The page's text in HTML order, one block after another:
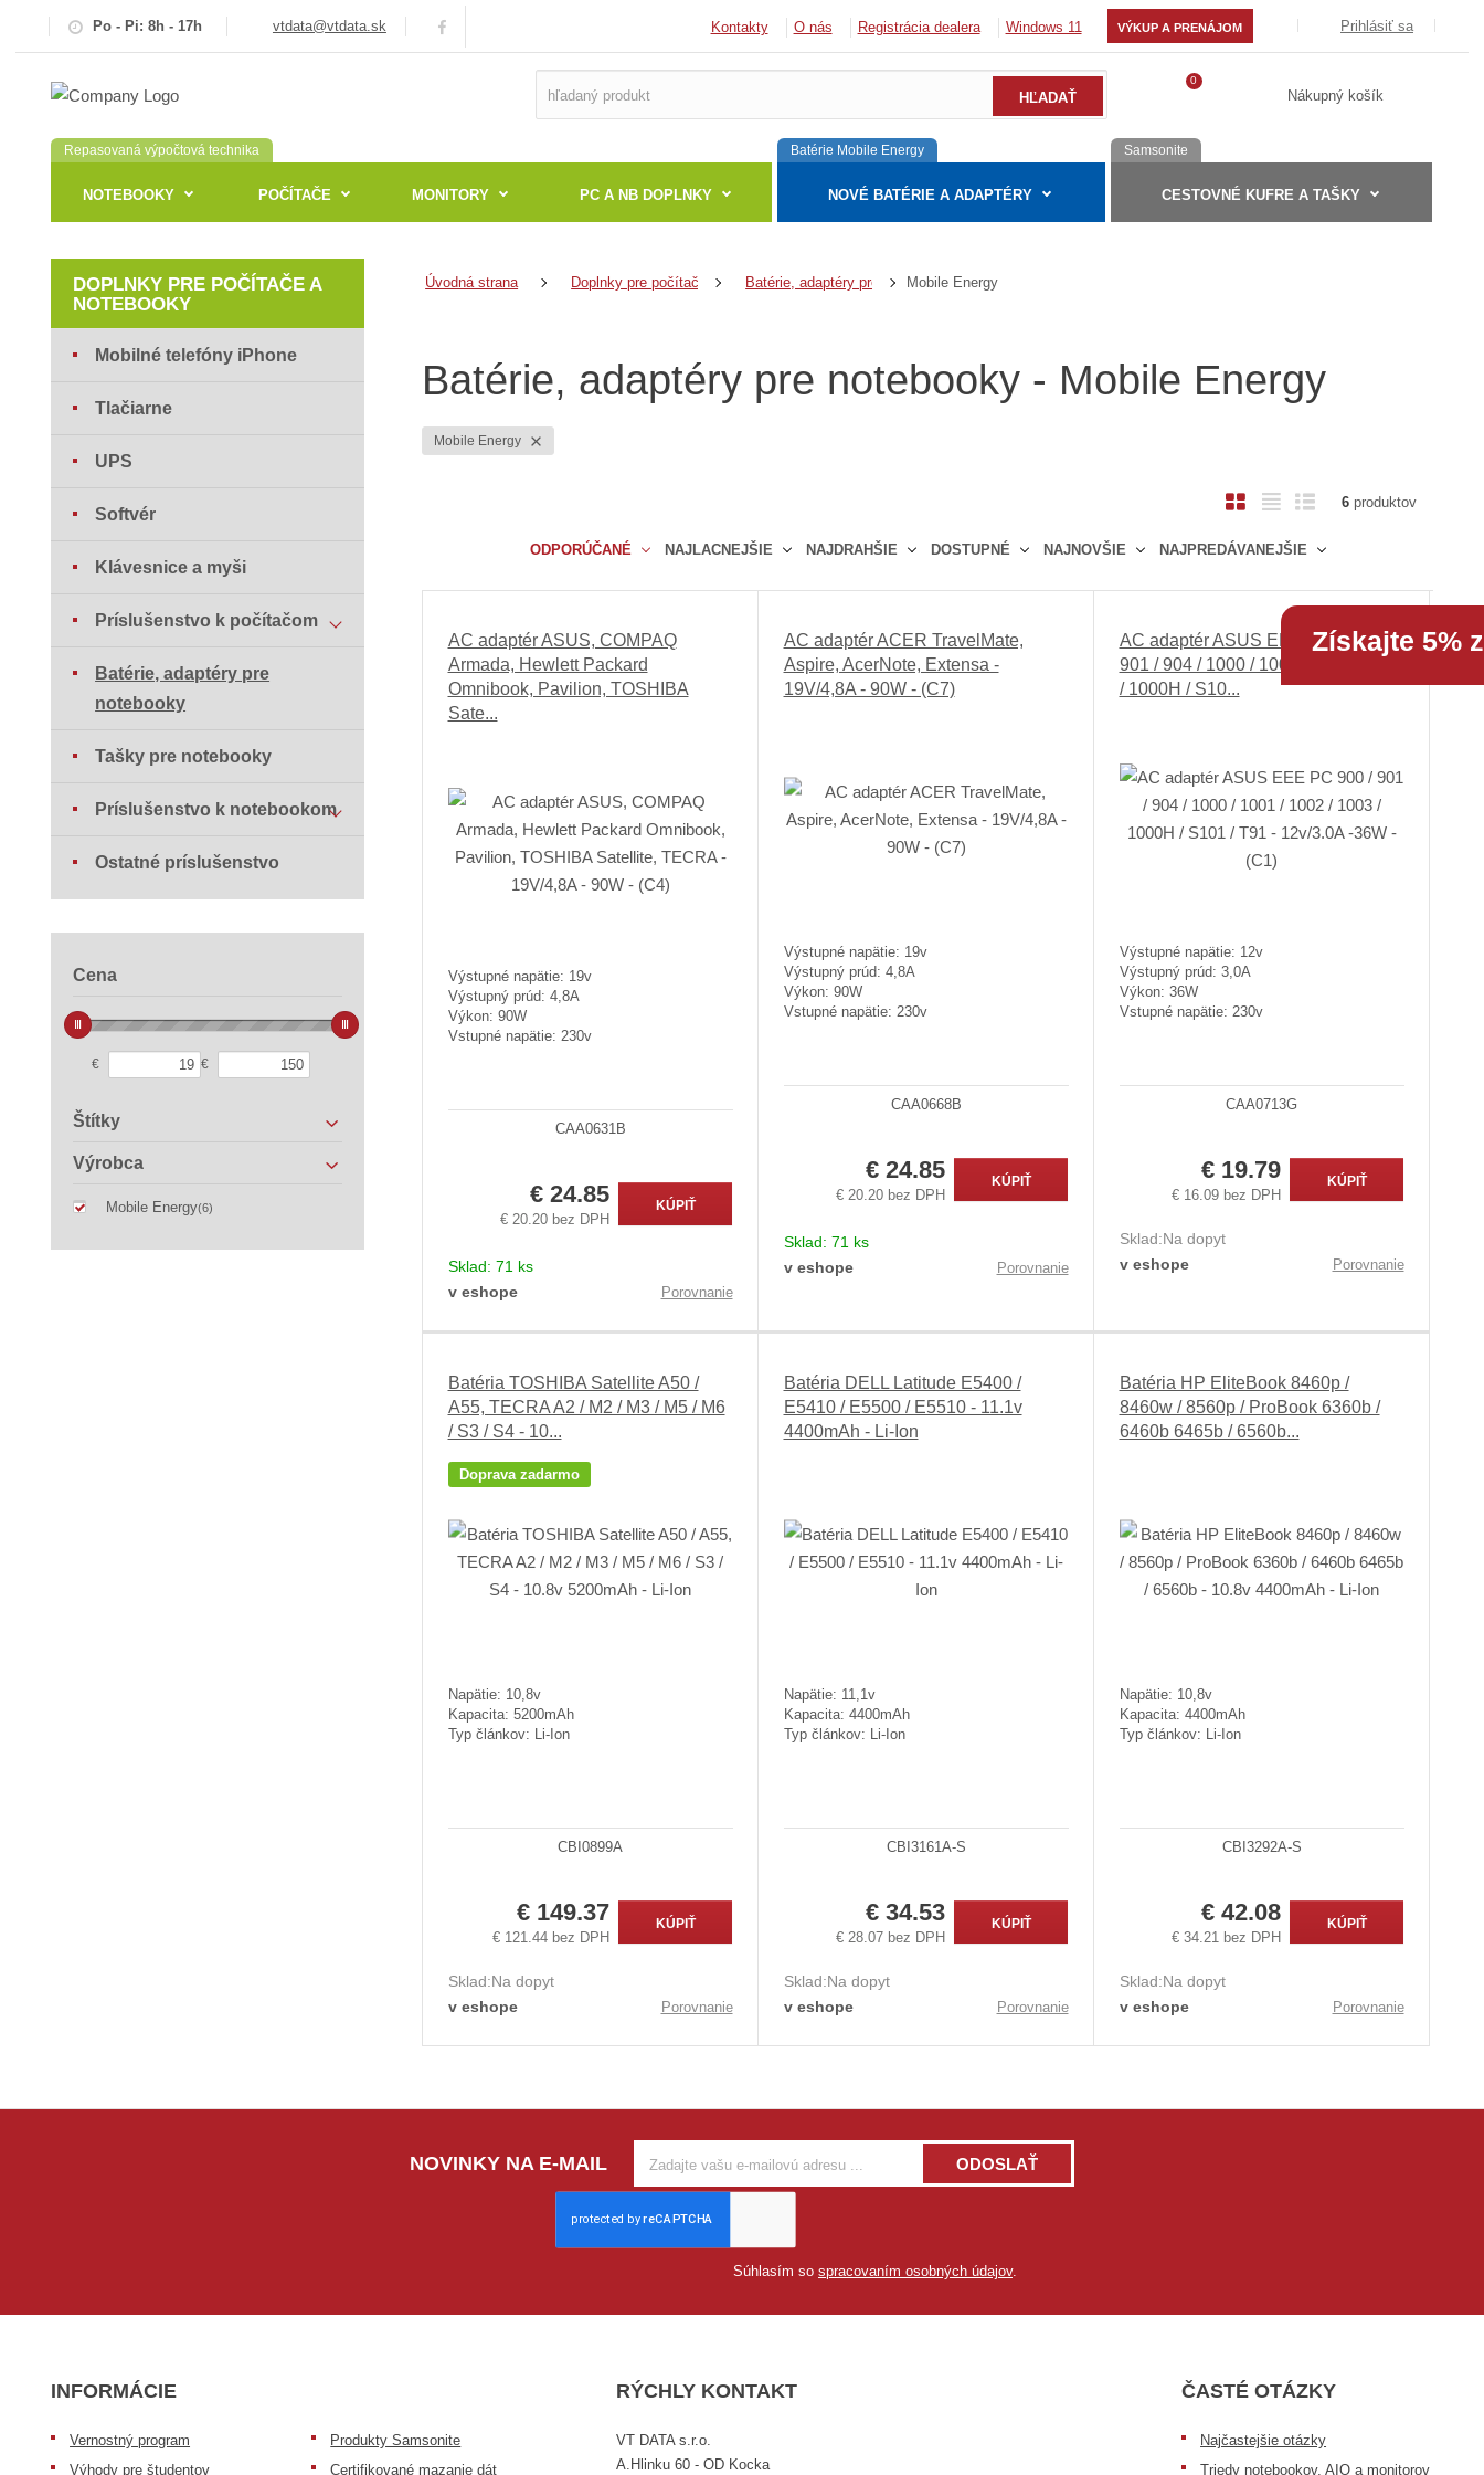
Po - Pi: 8h - 17h vtdata@vtdata.sk Kontakty O nás Registrácia dealera Windows 11 VÝKUP A PRENÁJOM Prihlásiť sa
0
Nákupný košík
Repasovaná výpočtová technika
NOTEBOOKY POČÍTAČE MONITORY PC A NB DOPLNKY
Batérie Mobile Energy
NOVÉ BATÉRIE A ADAPTÉRY
Samsonite
CESTOVNÉ KUFRE A TAŠKY
Úvodná strana Doplnky pre počítače a notebookyBatérie, adaptéry pre notebookyMobile Energy
Batérie, adaptéry pre notebooky - Mobile Energy
Mobile Energy
ODPORÚČANÉ NAJLACNEJŠIE NAJDRAHŠIE DOSTUPNÉ NAJNOVŠIE NAJPREDÁVANEJŠIE
z
e
n
d
u
k
r
k
o
ý
p
i
s
T
b
ľ
k
o
ý
p
i
a
k
o
p
i
s
6produktov
AC adaptér ASUS, COMPAQ
Armada, Hewlett Packard
Omnibook, Pavilion, TOSHIBA
Sate...
Výstupné napätie: 19v
Výstupný prúd: 4,8A
Výkon: 90W
Vstupné napätie: 230v
CAA0631B
€ 24.85
€ 20.20 bez DPH
KÚPIŤ
Sklad: 71 ks
v eshope
Porovnanie
AC adaptér ACER TravelMate,
Aspire, AcerNote, Extensa -
19V/4,8A - 90W - (C7)
Výstupné napätie: 19v
Výstupný prúd: 4,8A
Výkon: 90W
Vstupné napätie: 230v
CAA0668B
€ 24.85
€ 20.20 bez DPH
KÚPIŤ
Sklad: 71 ks
v eshope
Porovnanie
AC adaptér ASUS EEE PC 900 /
901 / 904 / 1000 / 1001 / 1002 / 1003
/ 1000H / S10...
Výstupné napätie: 12v
Výstupný prúd: 3,0A
Výkon: 36W
Vstupné napätie: 230v
CAA0713G
€ 19.79
€ 16.09 bez DPH
KÚPIŤ
Sklad:Na dopyt
v eshope
Porovnanie
Batéria TOSHIBA Satellite A50 /
A55, TECRA A2 / M2 / M3 / M5 / M6
/ S3 / S4 - 10...
Doprava zadarmo
Napätie: 10,8v
Kapacita: 5200mAh
Typ článkov: Li-Ion
CBI0899A
€ 149.37
€ 121.44 bez DPH
KÚPIŤ
Sklad:Na dopyt
v eshope
Porovnanie
Batéria DELL Latitude E5400 /
E5410 / E5500 / E5510 - 11.1v
4400mAh - Li-Ion
Napätie: 11,1v
Kapacita: 4400mAh
Typ článkov: Li-Ion
CBI3161A-S
€ 34.53
€ 28.07 bez DPH
KÚPIŤ
Sklad:Na dopyt
v eshope
Porovnanie
Batéria HP EliteBook 8460p /
8460w / 8560p / ProBook 6360b /
6460b 6465b / 6560b...
Napätie: 10,8v
Kapacita: 4400mAh
Typ článkov: Li-Ion
CBI3292A-S
€ 42.08
€ 34.21 bez DPH
KÚPIŤ
Sklad:Na dopyt
v eshope
Porovnanie
DOPLNKY PRE POČÍTAČE A
NOTEBOOKY
Mobilné telefóny iPhone
Tlačiarne
UPS
Softvér
Klávesnice a myši
Príslušenstvo k počítačom
Batérie, adaptéry pre
notebooky
Tašky pre notebooky
Príslušenstvo k notebookom
Ostatné príslušenstvo
Cena
€ €
Štítky
Výrobca
Mobile Energy(6)
NOVINKY NA E-MAIL ODOSLAŤ
Súhlasím so spracovaním osobných údajov.
INFORMÁCIE
Vernostný program
Výhody pre študentov
Produkty Samsonite
Certifikované mazanie dát
Získajte 5%
RÝCHLY KONTAKT
VT DATA s.r.o.
A.Hlinku 60 - OD Kocka
ČASTÉ OTÁZKY
Najčastejšie otázky
Triedy notebookov, AIO a monitorov